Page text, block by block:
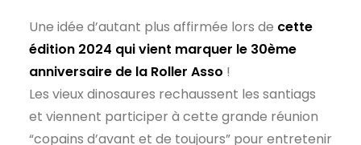
Une idée d’autant plus affirmée lors de cette
édition 2024 qui vient marquer le 30ème
anniversaire de la Roller Asso !
Les vieux dinosaures rechaussent les santiags
et viennent participer à cette grande réunion
“copains d’avant et de toujours” pour entretenir